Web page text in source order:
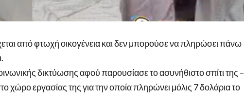
από φτωχή οικογένεια και δεν μπορούσε να πληρώσει πάνω
δικτύωσης αφού παρουσίασε το ασυνήθιστο σπίτι της –
χώρο εργασίας της για την οποία πληρώνει μόλις 7 δολάρια το